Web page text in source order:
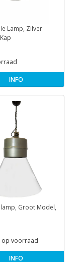
Lamp, Zilver
INFO
Groot Model,
op voorraad
INFO